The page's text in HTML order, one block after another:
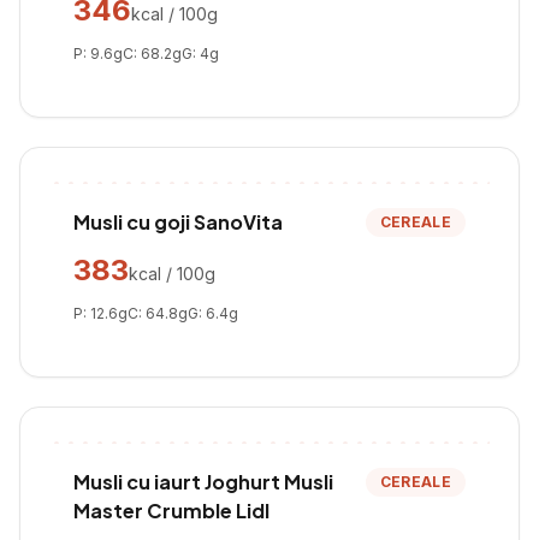
346kcal / 100g
P: 9.6gC: 68.2gG: 4g
Musli cu goji SanoVita CEREALE
383kcal / 100g
P: 12.6gC: 64.8gG: 6.4g
Musli cu iaurt Joghurt Musli
Master Crumble Lidl
CEREALE